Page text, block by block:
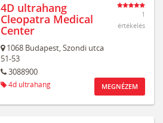
4D ultrahang
Cleopatra Medical
Center
1068 Budapest,Szondi utca
51-53
3088900
4d ultrahang
1
értékelés
MEGNÉZEM